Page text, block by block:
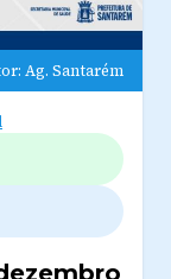
Ag. Santarém